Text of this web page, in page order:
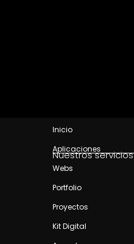
Nuestros servicios
Inicio
Aplicaciones
Webs
Portfolio
Proyectos
Kit Digital